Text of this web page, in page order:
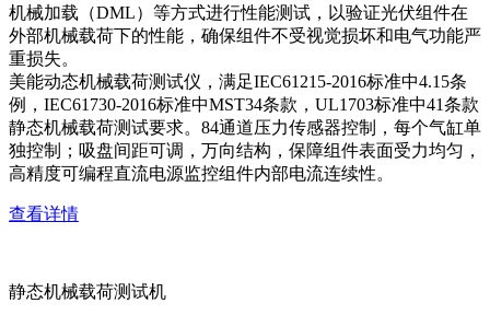
机械加载（DML）等方式进行性能测试，以验证光伏组件在
外部机械载荷下的性能，确保组件不受视觉损坏和电气功能严
重损失。
美能动态机械载荷测试仪，满足IEC61215-2016标准中4.15条
例，IEC61730-2016标准中MST34条款，UL1703标准中41条款
静态机械载荷测试要求。84通道压力传感器控制，每个气缸单
独控制；吸盘间距可调，万向结构，保障组件表面受力均匀，
高精度可编程直流电源监控组件内部电流连续性。
查看详情
静态机械载荷测试机